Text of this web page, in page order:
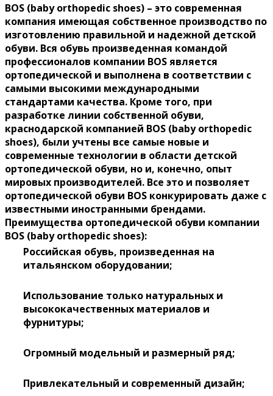
BOS (baby orthopedic shoes) – это современная
компания имеющая собственное производство по
изготовлению правильной и надежной детской
обуви. Вся обувь произведенная командой
профессионалов компании BOS является
ортопедической и выполнена в соответствии с
самыми высокими международными
стандартами качества. Кроме того, при
разработке линии собственной обуви,
краснодарской компанией BOS (baby orthopedic
shoes), были учтены все самые новые и
современные технологии в области детской
ортопедической обуви, но и, конечно, опыт
мировых производителей. Все это и позволяет
ортопедической обуви BOS конкурировать даже с
известными иностранными брендами.
Преимущества ортопедической обуви компании
BOS (baby orthopedic shoes):
Российская обувь, произведенная на
итальянском оборудовании;
Использование только натуральных и
высококачественных материалов и
фурнитуры;
Огромный модельный и размерный ряд;
Привлекательный и современный дизайн;